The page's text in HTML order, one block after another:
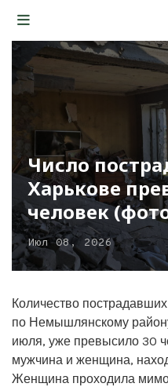
Число
Харькове
человек
Июл 08, 2026
Количество пострадавших
по Немышлянскому
июля, уже превысило 30
мужчина и женщина,
Женщина проходила